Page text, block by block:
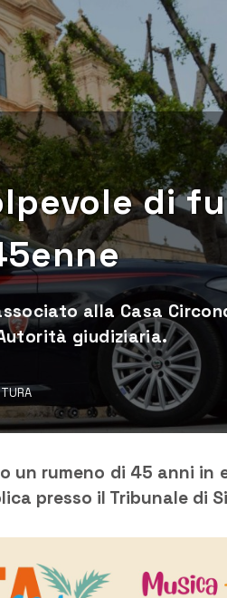
di
alla Casa
giudiziaria.
un rumeno di 45 anni in
presso il Tribunale di